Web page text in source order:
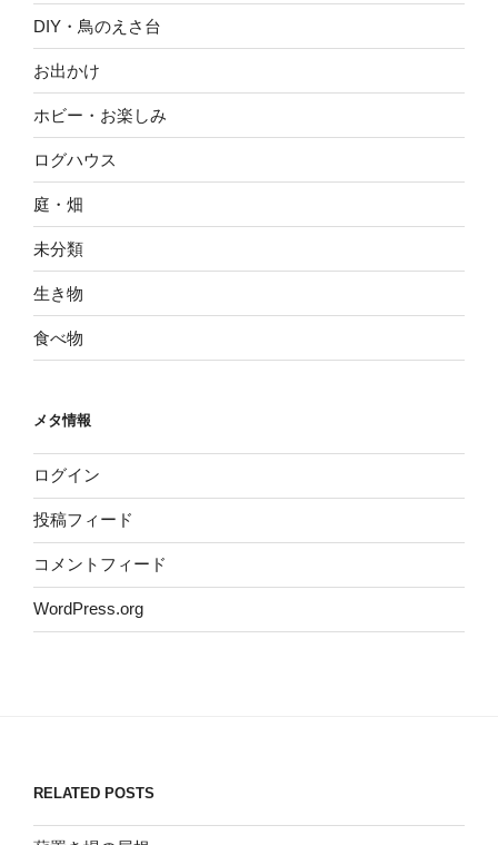
DIY・鳥のえさ台
お出かけ
ホビー・お楽しみ
ログハウス
庭・畑
未分類
生き物
食べ物
メタ情報
ログイン
投稿フィード
コメントフィード
WordPress.org
RELATED POSTS